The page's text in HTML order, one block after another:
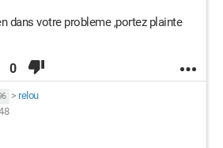
dans votre probleme ,portez plainte
0
> relou